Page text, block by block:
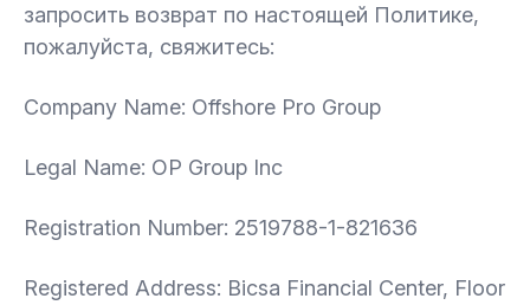
запросить возврат по настоящей Политике,
пожалуйста, свяжитесь:
Company Name: Offshore Pro Group
Legal Name: OP Group Inc
Registration Number: 2519788-1-821636
Registered Address: Bicsa Financial Center, Floor